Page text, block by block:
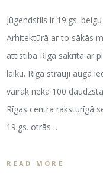
Jūgendstils ir 19.gs.
Arhitektūrā ar to sākās
attīstība Rīgā sakrita ar
laiku. Rīgā strauji auga
vairāk nekā 100
Rīgas centra raksturīgā
19.gs. otrās…
READ MORE